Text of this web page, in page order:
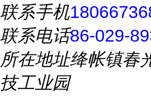
联系手机
联系电话86-029-
所在地址绛帐镇春
技工业园